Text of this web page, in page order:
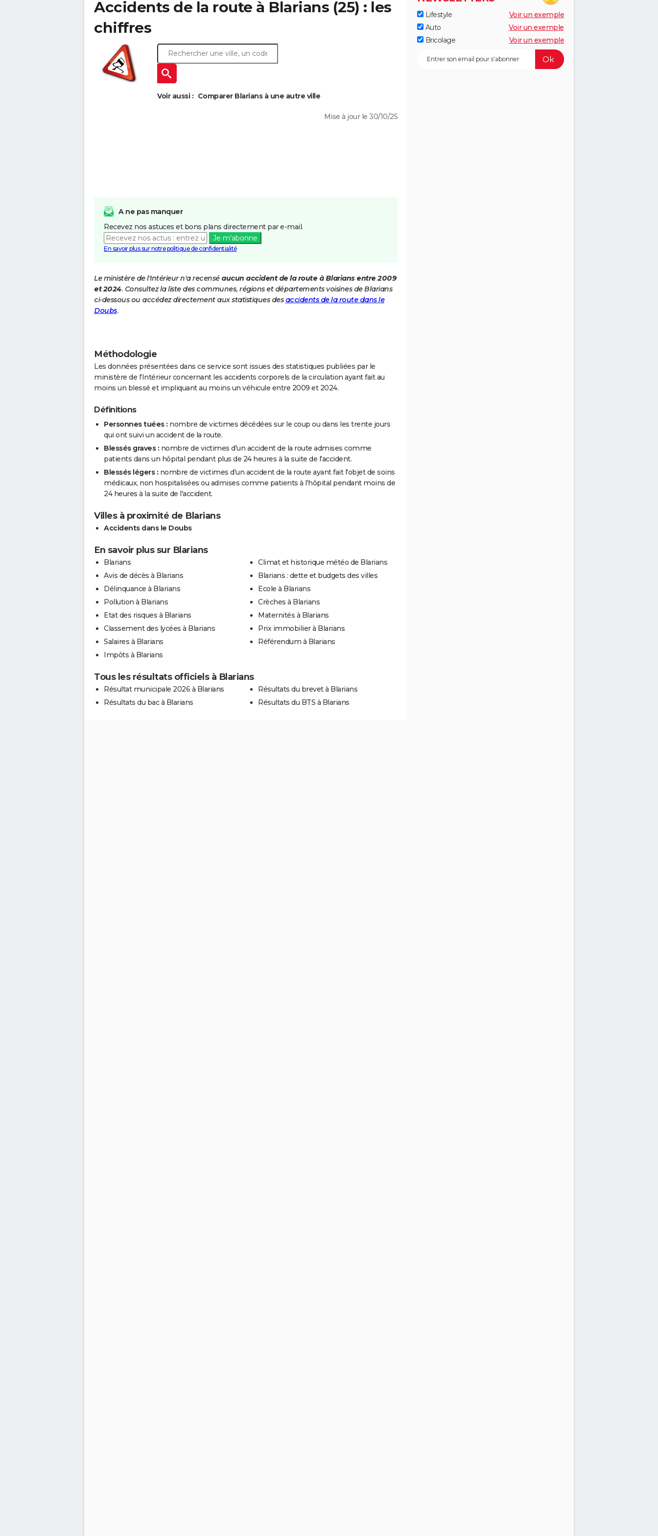
Accidents de la route à Blarians (25) : les
chiffres
Voir aussi : Comparer Blarians à une autre ville
Mise à jour le 30/10/25
A ne pas manquer
Recevez nos astuces et bons plans directement par e-mail.
Je m'abonne
En savoir plus sur notre politique de confidentialité
Le ministère de l'Intérieur n'a recensé aucun accident de la route à Blarians entre 2009
et 2024. Consultez la liste des communes, régions et départements voisines de Blarians
ci-dessous ou accédez directement aux statistiques des accidents de la route dans le
Doubs.
Méthodologie
Les données présentées dans ce service sont issues des statistiques publiées par le
ministère de l'Intérieur concernant les accidents corporels de la circulation ayant fait au
moins un blessé et impliquant au moins un véhicule entre 2009 et 2024.
Définitions
Personnes tuées : nombre de victimes décédées sur le coup ou dans les trente jours
qui ont suivi un accident de la route.
Blessés graves : nombre de victimes d'un accident de la route admises comme
patients dans un hôpital pendant plus de 24 heures à la suite de l'accident.
Blessés légers : nombre de victimes d'un accident de la route ayant fait l'objet de soins
médicaux, non hospitalisées ou admises comme patients à l'hôpital pendant moins de
24 heures à la suite de l'accident.
Villes à proximité de Blarians
Accidents dans le Doubs
En savoir plus sur Blarians
Blarians
Avis de décès à Blarians
Délinquance à Blarians
Pollution à Blarians
Etat des risques à Blarians
Classement des lycées à Blarians
Salaires à Blarians
Impôts à Blarians
Climat et historique météo de Blarians
Blarians : dette et budgets des villes
Ecole à Blarians
Crèches à Blarians
Maternités à Blarians
Prix immobilier à Blarians
Référendum à Blarians
Tous les résultats officiels à Blarians
Résultat municipale 2026 à Blarians
Résultats du bac à Blarians
Résultats du brevet à Blarians
Résultats du BTS à Blarians
Lifestyle
Voir un exemple
Auto
Voir un exemple
Bricolage
Voir un exemple